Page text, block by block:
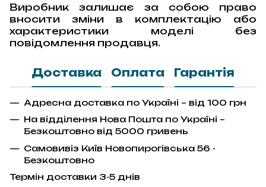
Виробник залишає за собою право
вносити зміни в комплектацію або
характеристики моделі без
повідомлення продавця.
Доставка Оплата Гарантія
Адресна доставка по Україні – від 100 грн
На відділення Нова Пошта по Україні –
Безкоштовно від 5000 гривень
Самовивіз Київ Новопирогівська 56 -
Безкоштовно
Термін доставки 3-5 днів